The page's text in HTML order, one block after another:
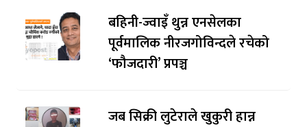
बहिनी-ज्वाइँ थुन्न एनसेलका
पूर्वमालिक नीरजगोविन्दले रचेको
‘फौजदारी’ प्रपञ्च
जब सिक्री लुटेराले खुकुरी हान्न